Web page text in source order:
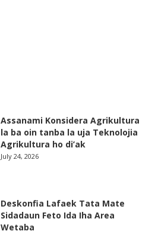
Assanami Konsidera Agrikultura
la ba oin tanba la uja Teknolojia
Agrikultura ho di’ak
July 24, 2026
Deskonfia Lafaek Tata Mate
Sidadaun Feto Ida Iha Area
Wetaba